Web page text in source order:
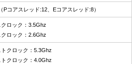
Pコアスレッド:12、Eコアスレッド:8）
クロック：3.5Ghz
クロック：2.6Ghz
トクロック：5.3Ghz
トクロック：4.0Ghz